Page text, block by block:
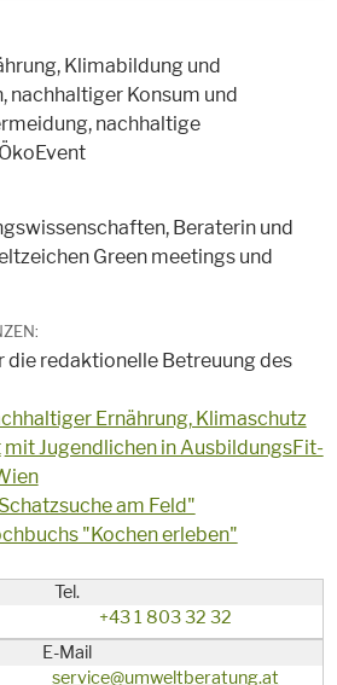
Klimabildung und
Konsum und
nachhaltige
Beraterin und
Green meetings und
redaktionelle Betreuung des
Ernährung, Klimaschutz
mit Jugendlichen in AusbildungsFit-
am Feld"
"Kochen erleben"
Tel.
+43 1 803 32 32
E-Mail
service@umweltberatung.at